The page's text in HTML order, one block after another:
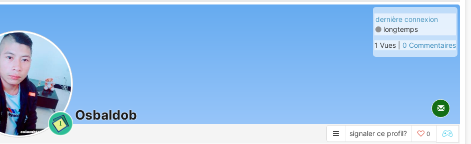
1
Osbaldob
dernière connexion
longtemps
1 Vues | 0 Commentaires
signaler ce profil? 0